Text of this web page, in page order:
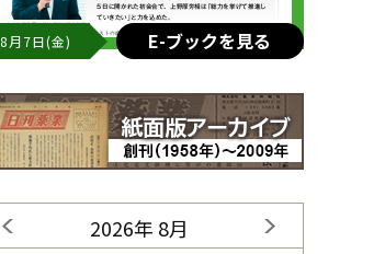
8月7日(金) E-ブックを見る
2026年 8月